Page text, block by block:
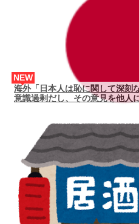
海外「日本人は恥に関して深刻
意識過剰だし、その意見を他人
NEW